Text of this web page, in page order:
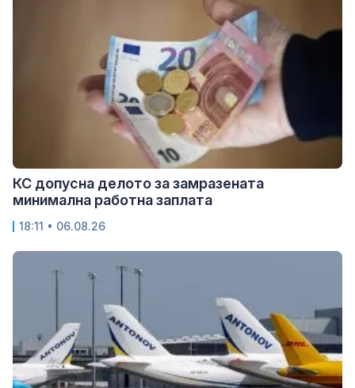
КС допусна делото за замразената
минимална работна заплата
18:11 • 06.08.26